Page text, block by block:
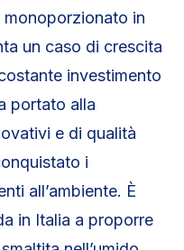
in
un caso di crescita
investimento
portato alla
e di qualità
i
all’ambiente. È
in Italia a proporre